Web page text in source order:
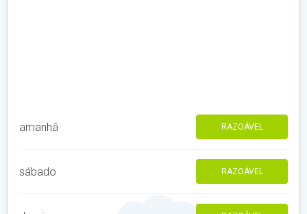
amanhã RAZOÁVEL
sábado RAZOÁVEL